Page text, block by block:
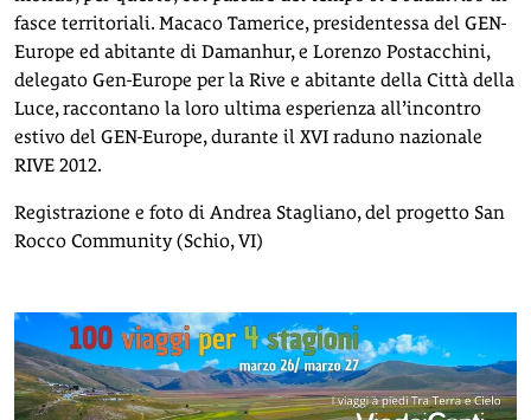
fasce territoriali. Macaco Tamerice, presidentessa del GEN-
Europe ed abitante di Damanhur, e Lorenzo Postacchini,
delegato Gen-Europe per la Rive e abitante della Città della
Luce, raccontano la loro ultima esperienza all’incontro
estivo del GEN-Europe, durante il XVI raduno nazionale
RIVE 2012.
Registrazione e foto di Andrea Stagliano, del progetto San
Rocco Community (Schio, VI)